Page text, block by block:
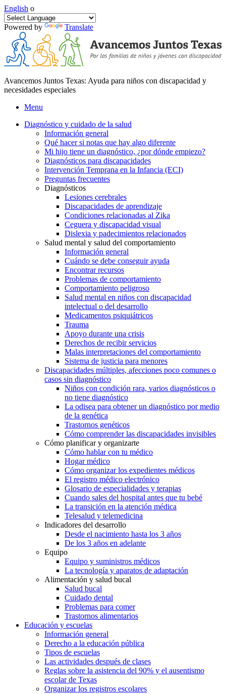
English o
Powered by Translate
Avancemos Juntos Texas: Ayuda para niños con discapacidad y
necesidades especiales
Menu
Diagnóstico y cuidado de la salud
Información general
Qué hacer si notas que hay algo diferente
Mi hijo tiene un diagnóstico, ¿por dónde empiezo?
Diagnósticos para discapacidades
Intervención Temprana en la Infancia (ECI)
Preguntas frecuentes
Diagnósticos
Lesiones cerebrales
Discapacidades de aprendizaje
Condiciones relacionadas al Zika
Ceguera y discapacidad visual
Dislexia y padecimientos relacionados
Salud mental y salud del comportamiento
Información general
Cuándo se debe conseguir ayuda
Encontrar recursos
Problemas de comportamiento
Comportamiento peligroso
Salud mental en niños con discapacidad
intelectual o del desarrollo
Medicamentos psiquiátricos
Trauma
Apoyo durante una crisis
Derechos de recibir servicios
Malas interpretaciones del comportamiento
Sistema de justicia para menores
Discapacidades múltiples, afecciones poco comunes o
casos sin diagnóstico
Niños con condición rara, varios diagnósticos o
no tiene diagnóstico
La odisea para obtener un diagnóstico por medio
de la genética
Trastornos genéticos
Cómo comprender las discapacidades invisibles
Cómo planificar y organizarte
Cómo hablar con tu médico
Hogar médico
Cómo organizar los expedientes médicos
El registro médico electrónico
Glosario de especialidades y terapias
Cuando sales del hospital antes que tu bebé
La transición en la atención médica
Telesalud y telemedicina
Indicadores del desarrollo
Desde el nacimiento hasta los 3 años
De los 3 años en adelante
Equipo
Equipo y suministros médicos
La tecnología y aparatos de adaptación
Alimentación y salud bucal
Salud bucal
Cuidado dental
Problemas para comer
Trastornos alimentarios
Educación y escuelas
Información general
Derecho a la educación pública
Tipos de escuelas
Las actividades después de clases
Reglas sobre la asistencia del 90% y el ausentismo
escolar de Texas
Organizar los registros escolares